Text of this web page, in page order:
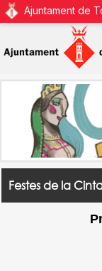
Ajuntament de
Festes de la